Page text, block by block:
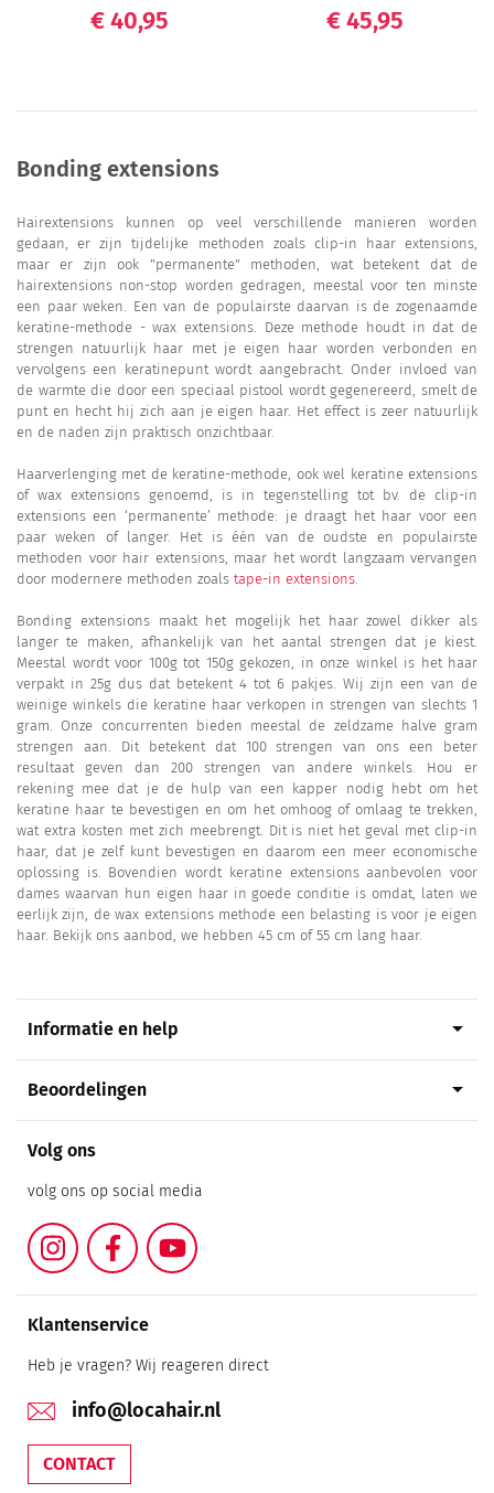
Prijs
€ 40,95 Prijs
€ 45,95
Bonding extensions
Hairextensions kunnen op veel verschillende manieren worden
gedaan, er zijn tijdelijke methoden zoals clip-in haar extensions,
maar er zijn ook "permanente" methoden, wat betekent dat de
hairextensions non-stop worden gedragen, meestal voor ten minste
een paar weken. Een van de populairste daarvan is de zogenaamde
keratine-methode - wax extensions. Deze methode houdt in dat de
strengen natuurlijk haar met je eigen haar worden verbonden en
vervolgens een keratinepunt wordt aangebracht. Onder invloed van
de warmte die door een speciaal pistool wordt gegenereerd, smelt de
punt en hecht hij zich aan je eigen haar. Het effect is zeer natuurlijk
en de naden zijn praktisch onzichtbaar.
Haarverlenging met de keratine-methode, ook wel keratine extensions
of wax extensions genoemd, is in tegenstelling tot bv. de clip-in
extensions een ‘permanente’ methode: je draagt het haar voor een
paar weken of langer. Het is één van de oudste en populairste
methoden voor hair extensions, maar het wordt langzaam vervangen
door modernere methoden zoals tape-in extensions.
Bonding extensions maakt het mogelijk het haar zowel dikker als
langer te maken, afhankelijk van het aantal strengen dat je kiest.
Meestal wordt voor 100g tot 150g gekozen, in onze winkel is het haar
verpakt in 25g dus dat betekent 4 tot 6 pakjes. Wij zijn een van de
weinige winkels die keratine haar verkopen in strengen van slechts 1
gram. Onze concurrenten bieden meestal de zeldzame halve gram
strengen aan. Dit betekent dat 100 strengen van ons een beter
resultaat geven dan 200 strengen van andere winkels. Hou er
rekening mee dat je de hulp van een kapper nodig hebt om het
keratine haar te bevestigen en om het omhoog of omlaag te trekken,
wat extra kosten met zich meebrengt. Dit is niet het geval met clip-in
haar, dat je zelf kunt bevestigen en daarom een meer economische
oplossing is. Bovendien wordt keratine extensions aanbevolen voor
dames waarvan hun eigen haar in goede conditie is omdat, laten we
eerlijk zijn, de wax extensions methode een belasting is voor je eigen
haar. Bekijk ons aanbod, we hebben 45 cm of 55 cm lang haar.
Informatie en help arrow_drop_down
Volg ons
volg ons op social media
InstagramFacebookYouTube
Beoordelingen arrow_drop_down
Klantenservice
Heb je vragen? Wij reageren direct
info@locahair.nl
CONTACT